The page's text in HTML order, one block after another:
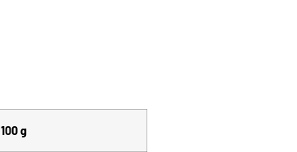
100 g